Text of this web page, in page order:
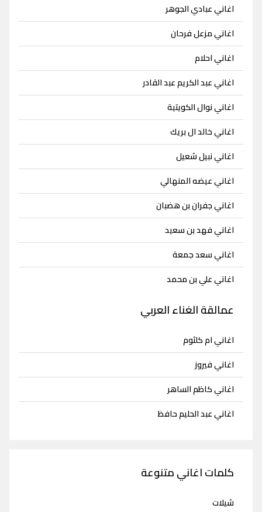
اغاني عبادي الجوهر
اغاني مزعل فرحان
اغاني احلام
اغاني عبد الكريم عبد القادر
اغاني نوال الكويتية
اغاني خالد ال بريك
اغاني نبيل شعيل
اغاني عيضه المنهالي
اغاني جفران بن هضبان
اغاني فهد بن سعيد
اغاني سعد جمعة
اغاني علي بن محمد
عمالقة الغناء العربي
اغاني ام كلثوم
اغاني فيروز
اغاني كاظم الساهر
اغاني عبد الحليم حافظ
كلمات اغاني متنوعة
شيلات